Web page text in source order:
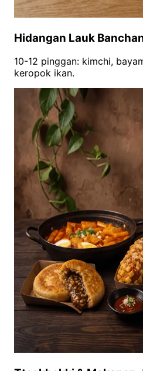
Hidangan Lauk
10-12 pinggan: kimchi,
keropok ikan.